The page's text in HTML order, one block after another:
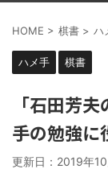
HOME > 棋書 > ハ
ハメ手 棋書
「石田芳
手の勉強に
更新日： 2019年